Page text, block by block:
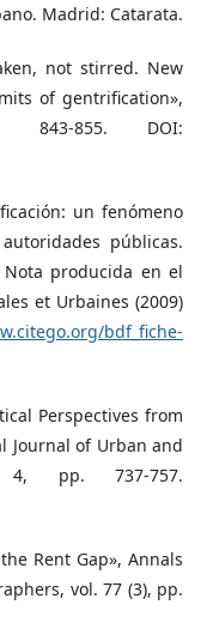
Madrid: Catarata.
not stirred. New
of gentrification»,
855. DOI:
un fenómeno
públicas.
producida en el
et Urbaines (2009)
bdf_fiche-
Perspectives from
Journal of Urban and
4, pp. 737-757.
Rent Gap», Annals
vol. 77 (3), pp.